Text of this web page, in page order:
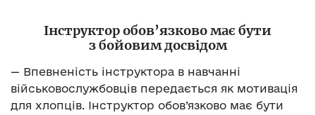
Інструктор обов’язково має бути
з бойовим досвідом
— Впевненість інструктора в навчанні
військовослужбовців передається як мотивація
для хлопців. Інструктор обов’язково має бути